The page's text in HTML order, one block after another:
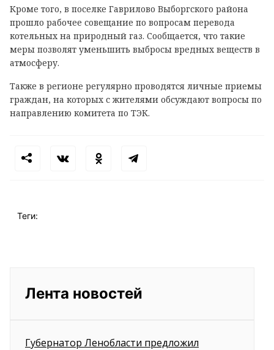
Кроме того, в поселке Гаврилово Выборгского района
прошло рабочее совещание по вопросам перевода
котельных на природный газ. Сообщается, что такие
меры позволят уменьшить выбросы вредных веществ в
атмосферу.
Также в регионе регулярно проводятся личные приемы
граждан, на которых с жителями обсуждают вопросы по
направлению комитета по ТЭК.
Теги:
Лента новостей
Губернатор Ленобласти предложил